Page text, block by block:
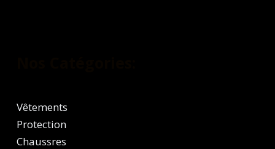
Vêtements
Protection
Chaussres